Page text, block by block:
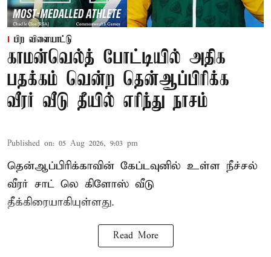
பிற விளையாட்டு
காமன்வெல்த் போட்டியில் அதிக
பதக்கம் வென்ற தென்ஆப்பிரிக்க
வீரர் வீடு தீயில் எரிந்து நாசம்
Published on: 05 Aug 2026, 9:03 pm
தென்ஆப்பிரிக்காவின் கேப்டவுனில் உள்ள நீச்சல்
வீரர் சாட் லெ கிளோஸ் வீடு
தீக்கிரையாகியுள்ளது.
Read More